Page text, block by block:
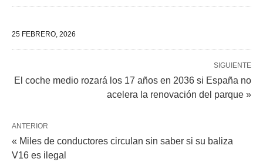
25 FEBRERO, 2026
SIGUIENTE
El coche medio rozará los 17 años en 2036 si España no
acelera la renovación del parque »
ANTERIOR
« Miles de conductores circulan sin saber si su baliza
V16 es ilegal